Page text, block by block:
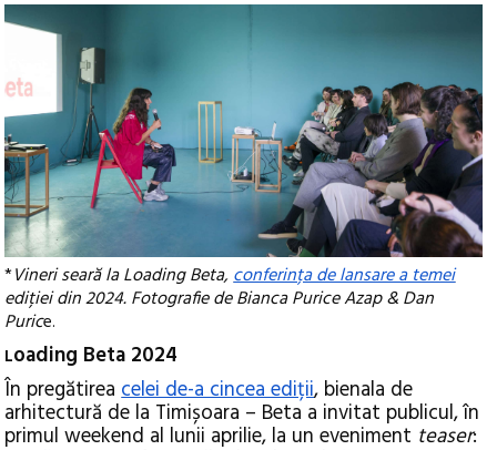
*Vineri seară la Loading Beta,conferința de lansare a temei
ediției din 2024. Fotografie de Bianca Purice Azap & Dan
Purice.
Loading Beta 2024
În pregătireacelei de-a cincea ediții, bienala de
arhitectură de la Timișoara – Beta a invitat publicul, în
primul weekend al lunii aprilie, la un eveniment teaser: